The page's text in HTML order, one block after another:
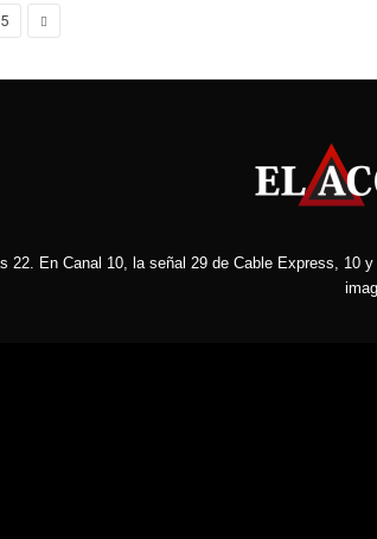
5
22. En Canal 10, la señal 29 de Cable Express, 10